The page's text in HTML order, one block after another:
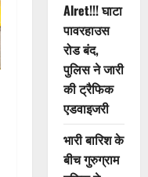
Alret!!! घाटा
पावरहाउस
रोड बंद,
पुलिस ने जारी
की ट्रैफिक
एडवाइजरी
भारी बारिश के
बीच गुरुग्राम